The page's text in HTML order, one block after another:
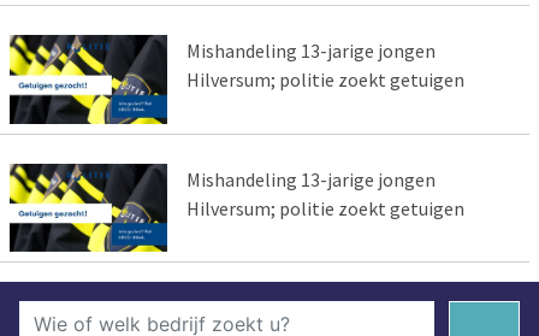
Mishandeling 13-jarige jongen
Hilversum; politie zoekt getuigen
Mishandeling 13-jarige jongen
Hilversum; politie zoekt getuigen